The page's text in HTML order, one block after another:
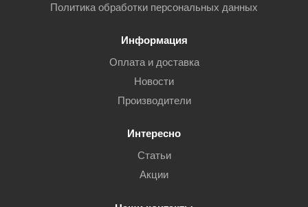
Политика обработки персональных данных
Информация
Оплата и доставка
Новости
Производители
Интересно
Статьи
Акции